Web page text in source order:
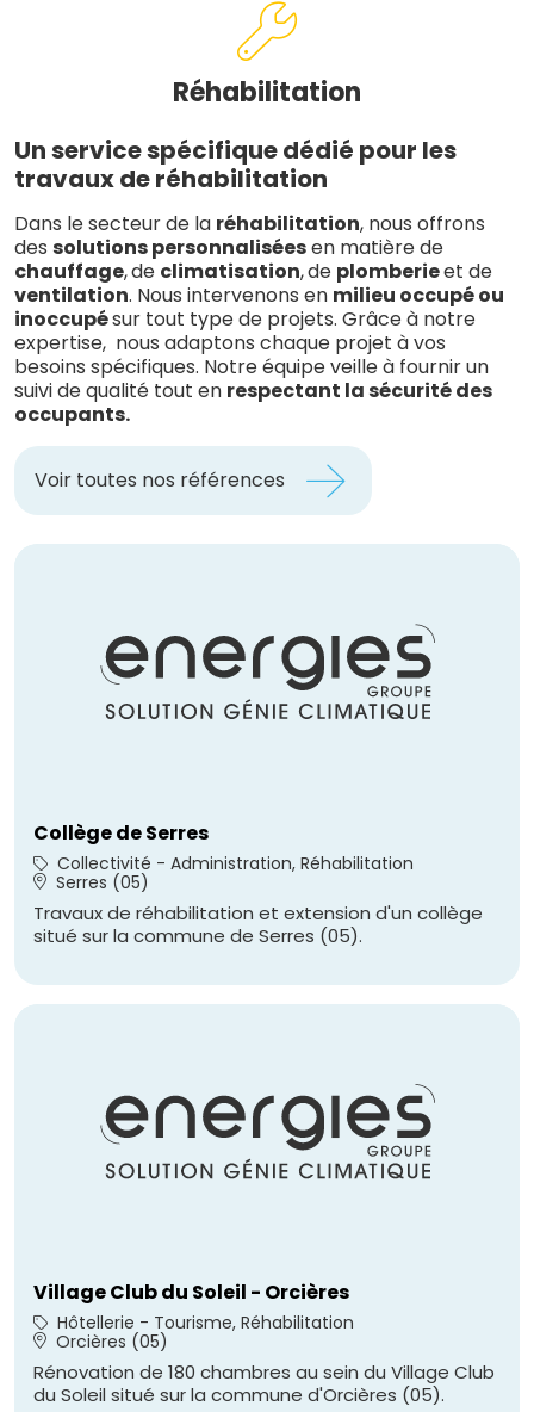
Réhabilitation
Un service spécifique dédié pour les
travaux de réhabilitation
Dans le secteur de la réhabilitation, nous offrons
des solutions personnaliséesen matière de
chauffage,de climatisation,de plomberieet de
ventilation. Nous intervenons en milieu occupé ou
inoccupésur tout type de projets. Grâce à notre
expertise, nous adaptons chaque projet à vos
besoins spécifiques. Notre équipe veille à fournir un
suivi de qualité tout en respectant la sécurité des
occupants.
Voir toutes nos références
Collège de Serres
Collectivité - Administration, Réhabilitation
Serres (05)
Travaux de réhabilitation et extension d'un collège
situé sur la commune de Serres (05).
Village Club du Soleil - Orcières
Hôtellerie - Tourisme, Réhabilitation
Orcières (05)
Rénovation de 180 chambres au sein du Village Club
du Soleil situé sur la commune d'Orcières (05).